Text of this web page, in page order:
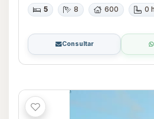
5 8 600 0
Consultar